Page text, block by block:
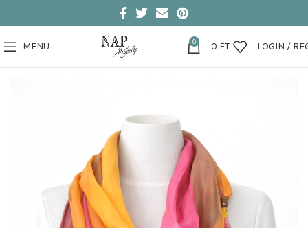
MENU 0 0 FT LOGIN /